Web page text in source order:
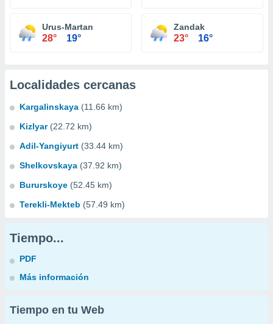
Urus-Martan
28° 19°
Zandak
23° 16°
Localidades cercanas
Kargalinskaya (11.66 km)
Kizlyar (22.72 km)
Adil-Yangiyurt (33.44 km)
Shelkovskaya (37.92 km)
Bururskoye (52.45 km)
Terekli-Mekteb (57.49 km)
Tiempo...
PDF
Más información
Tiempo en tu Web